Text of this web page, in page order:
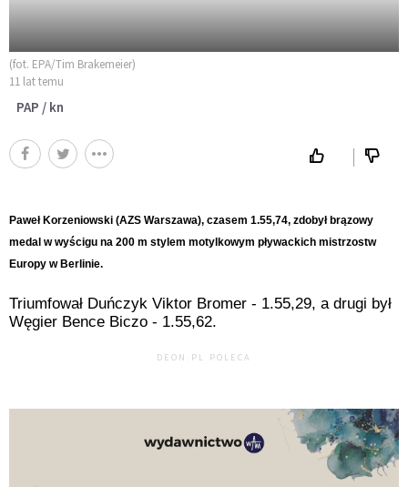
(fot. EPA/Tim Brakemeier)
11 lat temu
PAP / kn
Paweł Korzeniowski (AZS Warszawa), czasem 1.55,74, zdobył brązowy
medal w wyścigu na 200 m stylem motylkowym pływackich mistrzostw
Europy w Berlinie.
Triumfował Duńczyk Viktor Bromer - 1.55,29, a drugi był
Węgier Bence Biczo - 1.55,62.
DEON.PL POLECA